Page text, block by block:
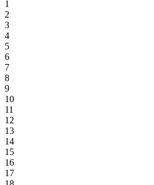
1
2
3
4
5
6
7
8
9
10
11
12
13
14
15
16
17